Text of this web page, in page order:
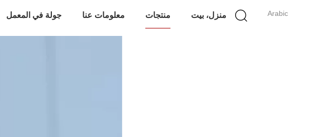
Arabic منزل، بيت منتجات معلومات عنا جولة في المعمل